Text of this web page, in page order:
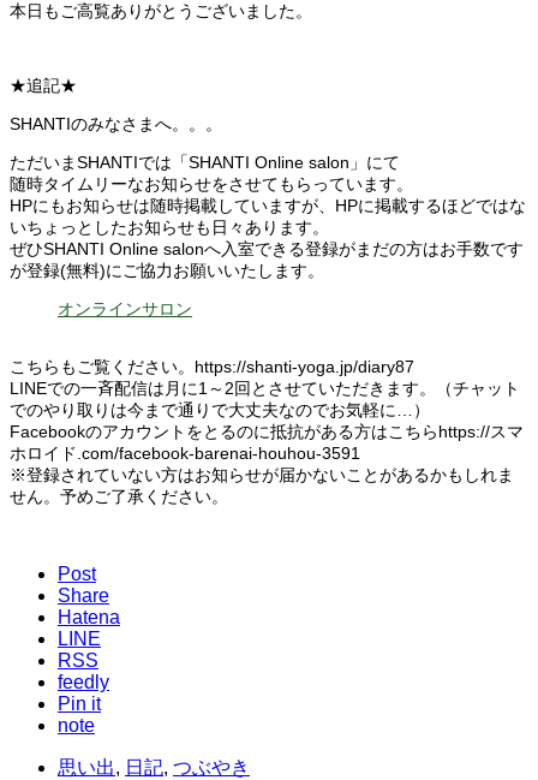
本日もご高覧ありがとうございました。
★追記★
SHANTIのみなさまへ。。。
ただいまSHANTIでは「SHANTI Online salon」にて
随時タイムリーなお知らせをさせてもらっています。
HPにもお知らせは随時掲載していますが、HPに掲載するほどではな
いちょっとしたお知らせも日々あります。
ぜひSHANTI Online salonへ入室できる登録がまだの方はお手数です
が登録(無料)にご協力お願いいたします。
オンラインサロン
こちらもご覧ください。https://shanti-yoga.jp/diary87
LINEでの一斉配信は月に1～2回とさせていただきます。（チャット
でのやり取りは今まで通りで大丈夫なのでお気軽に…）
Facebookのアカウントをとるのに抵抗がある方はこちらhttps://スマ
ホロイド.com/facebook-barenai-houhou-3591
※登録されていない方はお知らせが届かないことがあるかもしれま
せん。予めご了承ください。
Post
Share
Hatena
LINE
RSS
feedly
Pin it
note
思い出, 日記, つぶやき